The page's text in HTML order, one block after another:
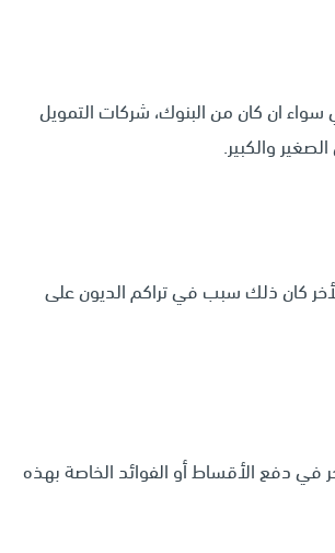
ان كان من البنوك، شركات التمويل
والكبير.
كان ذلك سبب في تراكم الديون على
في دفع الأقساط أو الفوائد الخاصة بهذه